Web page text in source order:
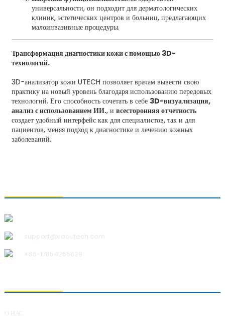
универсальности, он подходит для дерматологических
клиник, эстетических центров и больниц, предлагающих
малоинвазивные процедуры.
Трансформация диагностики кожи с помощью 3D-
технологий.
3D-анализатор кожи UTECH позволяет врачам вывести свою
практику на новый уровень благодаря использованию передовых
технологий. Его способность сочетать в себе 3D-визуализация,
анализ с использованием ИИ., и всесторонняя отчетность
создает удобный интерфейс как для специалистов, так и для
пациентов, меняя подход к диагностике и лечению кожных
заболеваний.
support@xiaoutech.com
+86-17854265629
О НАС